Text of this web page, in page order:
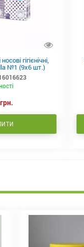
гігієнічні,
№1 (9x6 шт.)